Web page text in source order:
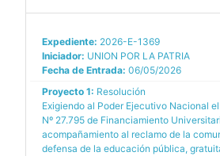
Expediente: 2026-E-1369
Iniciador: UNION POR LA PATRIA
Fecha de Entrada: 06/05/2026
Proyecto 1: Resolución
Exigiendo al Poder Ejecutivo Nacional
Nº 27.795 de Financiamiento
acompañamiento al reclamo de la
defensa de la educación pública,